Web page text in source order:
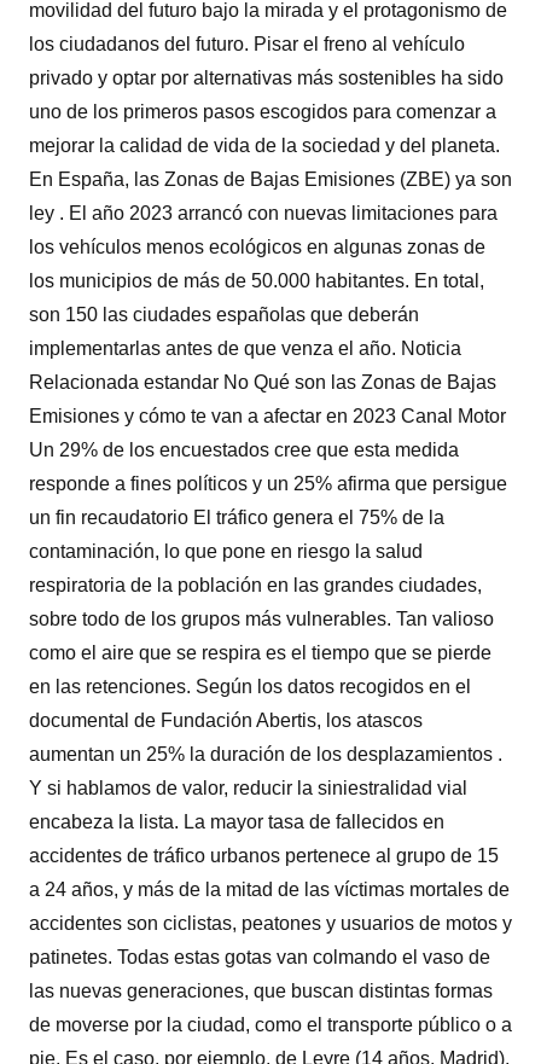
movilidad del futuro bajo la mirada y el protagonismo de
los ciudadanos del futuro. Pisar el freno al vehículo
privado y optar por alternativas más sostenibles ha sido
uno de los primeros pasos escogidos para comenzar a
mejorar la calidad de vida de la sociedad y del planeta.
En España, las Zonas de Bajas Emisiones (ZBE) ya son
ley . El año 2023 arrancó con nuevas limitaciones para
los vehículos menos ecológicos en algunas zonas de
los municipios de más de 50.000 habitantes. En total,
son 150 las ciudades españolas que deberán
implementarlas antes de que venza el año. Noticia
Relacionada estandar No Qué son las Zonas de Bajas
Emisiones y cómo te van a afectar en 2023 Canal Motor
Un 29% de los encuestados cree que esta medida
responde a fines políticos y un 25% afirma que persigue
un fin recaudatorio El tráfico genera el 75% de la
contaminación, lo que pone en riesgo la salud
respiratoria de la población en las grandes ciudades,
sobre todo de los grupos más vulnerables. Tan valioso
como el aire que se respira es el tiempo que se pierde
en las retenciones. Según los datos recogidos en el
documental de Fundación Abertis, los atascos
aumentan un 25% la duración de los desplazamientos .
Y si hablamos de valor, reducir la siniestralidad vial
encabeza la lista. La mayor tasa de fallecidos en
accidentes de tráfico urbanos pertenece al grupo de 15
a 24 años, y más de la mitad de las víctimas mortales de
accidentes son ciclistas, peatones y usuarios de motos y
patinetes. Todas estas gotas van colmando el vaso de
las nuevas generaciones, que buscan distintas formas
de moverse por la ciudad, como el transporte público o a
pie. Es el caso, por ejemplo, de Leyre (14 años, Madrid),